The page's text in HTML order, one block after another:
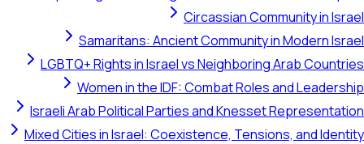
Circassian Community in Israel
Samaritans: Ancient Community in Modern Israel
LGBTQ+ Rights in Israel vs Neighboring Arab Countries
Women in the IDF: Combat Roles and Leadership
Israeli Arab Political Parties and Knesset Representation
Mixed Cities in Israel: Coexistence, Tensions, and Identity